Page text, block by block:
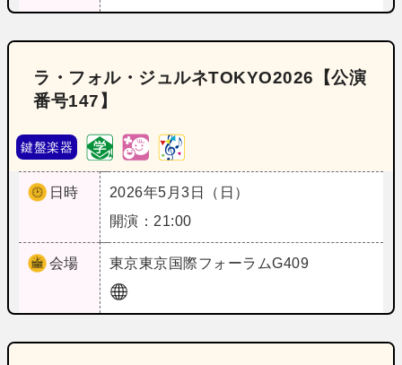
ラ・フォル・ジュルネTOKYO2026【公演
番号147】
鍵盤楽器
日時
2026年5月3日（日）
開演：21:00
会場 東京東京国際フォーラムG409